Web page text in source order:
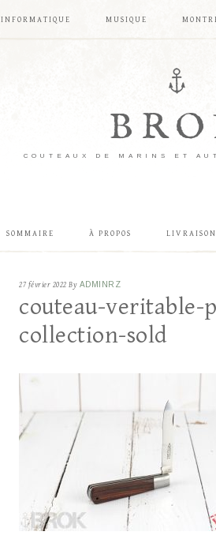
INFORMATIQUE MUSIQUE
COUTEAUX DE MARINS ET
SOMMAIRE À PROPOS
27 février 2022 By ADMINRZ
couteau-veritable-
collection-sold